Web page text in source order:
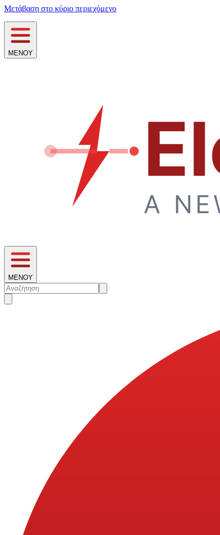
Μετάβαση στο κύριο περιεχόμενο
ΜΕΝΟΥ
ΜΕΝΟΥ